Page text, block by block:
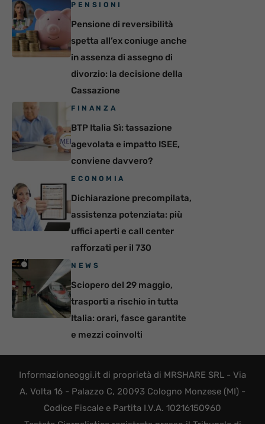
PENSIONI
Pensione di reversibilità
spetta all’ex coniuge anche
in assenza di assegno di
divorzio: la decisione della
Cassazione
FINANZA
BTP Italia Sì: tassazione
agevolata e impatto ISEE,
conviene davvero?
ECONOMIA
Dichiarazione precompilata,
assistenza potenziata: più
uffici aperti e call center
rafforzati per il 730
NEWS
Sciopero del 29 maggio,
trasporti a rischio in tutta
Italia: orari, fasce garantite
e mezzi coinvolti
Informazioneoggi.it di proprietà di MRSHARE SRL - Via
A. Volta 16 - Palazzo C, 20093 Cologno Monzese (MI) -
Codice Fiscale e Partita I.V.A. 10216150960